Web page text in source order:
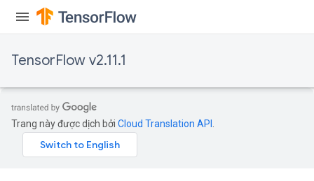
TensorFlow v2.11.1
Trang này được dịch bởi Cloud Translation API